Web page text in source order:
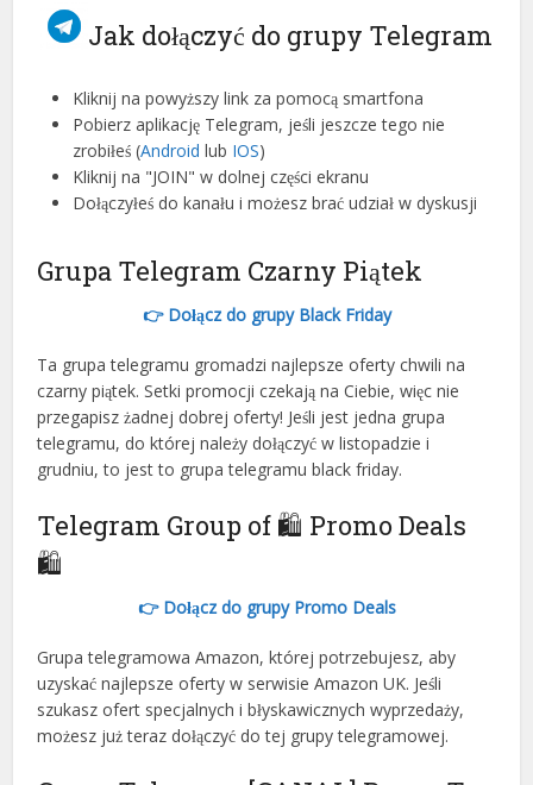
Jak dołączyć do grupy Telegram
Kliknij na powyższy link za pomocą smartfona
Pobierz aplikację Telegram, jeśli jeszcze tego nie
zrobiłeś (Android lub IOS)
Kliknij na "JOIN" w dolnej części ekranu
Dołączyłeś do kanału i możesz brać udział w dyskusji
Grupa Telegram Czarny Piątek
👉 Dołącz do grupy Black Friday
Ta grupa telegramu gromadzi najlepsze oferty chwili na
czarny piątek. Setki promocji czekają na Ciebie, więc nie
przegapisz żadnej dobrej oferty! Jeśli jest jedna grupa
telegramu, do której należy dołączyć w listopadzie i
grudniu, to jest to grupa telegramu black friday.
Telegram Group of 🛍 Promo Deals
🛍
👉 Dołącz do grupy Promo Deals
Grupa telegramowa Amazon, której potrzebujesz, aby
uzyskać najlepsze oferty w serwisie Amazon UK. Jeśli
szukasz ofert specjalnych i błyskawicznych wyprzedaży,
możesz już teraz dołączyć do tej grupy telegramowej.